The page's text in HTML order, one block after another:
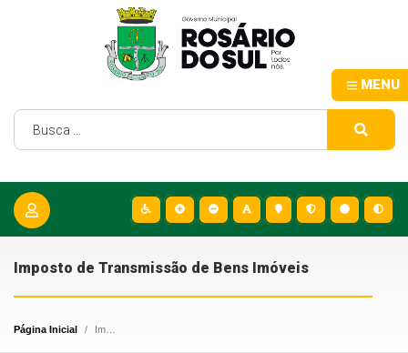
MENU
Imposto de Transmissão de Bens Imóveis
Página Inicial Imposto de Transmissão de Bens Imóveis